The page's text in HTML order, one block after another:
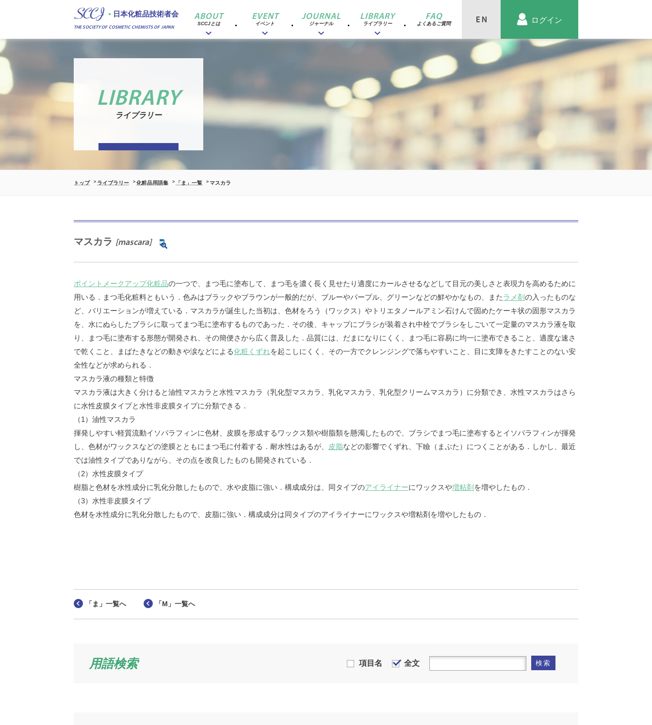
日本化粧品技術者会
THE SOCIETY OF COSMETIC CHEMISTS OF JAPAN
ログイン
ABOUT
SCCJとは
EVENT
イベント
JOURNAL
ジャーナル
LIBRARY
ライブラリー
FAQ
よくあるご質問
LIBRARY
ライブラリー
トップ ライブラリー 化粧品用語集 「ま」一覧 マスカラ
マスカラ [mascara]
ポイントメークアップ化粧品の一つで、まつ毛に塗布して、まつ毛を濃く長く見せたり適度にカールさせるなどして目元の美しさと表現力を高めるために
用いる．まつ毛化粧料ともいう．色みはブラックやブラウンが一般的だが、ブルーやパープル、グリーンなどの鮮やかなもの、またラメ剤の入ったものな
ど、バリエーションが増えている．マスカラが誕生した当初は、色材をろう（ワックス）やトリエタノールアミン石けんで固めたケーキ状の固形マスカラ
を、水にぬらしたブラシに取ってまつ毛に塗布するものであった．その後、キャップにブラシが装着され中栓でブラシをしごいて一定量のマスカラ液を取
り、まつ毛に塗布する形態が開発され、その簡便さから広く普及した．品質には、だまになりにくく、まつ毛に容易に均一に塗布できること、適度な速さ
で乾くこと、まばたきなどの動きや涙などによる化粧くずれを起こしにくく、その一方でクレンジングで落ちやすいこと、目に支障をきたすことのない安
全性などが求められる．
マスカラ液の種類と特徴
マスカラ液は大きく分けると油性マスカラと水性マスカラ（乳化型マスカラ、乳化マスカラ、乳化型クリームマスカラ）に分類でき、水性マスカラはさら
に水性皮膜タイプと水性非皮膜タイプに分類できる．
（1）油性マスカラ
揮発しやすい軽質流動イソパラフィンに色材、皮膜を形成するワックス類や樹脂類を懸濁したもので、ブラシでまつ毛に塗布するとイソパラフィンが揮発
し、色材がワックスなどの塗膜とともにまつ毛に付着する．耐水性はあるが、
皮脂などの影響でくずれ、下瞼（まぶた）につくことがある．しかし、最近
では油性タイプでありながら、その点を改良したものも開発されている．
（2）水性皮膜タイプ
樹脂と色材を水性成分に乳化分散したもので、水や皮脂に強い．構成成分は、同タイプのアイライナーにワックスや増粘剤 を増やしたもの．
（3）水性非皮膜タイプ
色材を水性成分に乳化分散したもので、皮脂に強い．構成成分は同タイプのアイライナーにワックスや増粘剤を増やしたもの．
「ま」一覧へ 「M」一覧へ
用語検索 項目名 全文 検索